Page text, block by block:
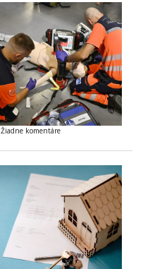
Žiadne komentáre